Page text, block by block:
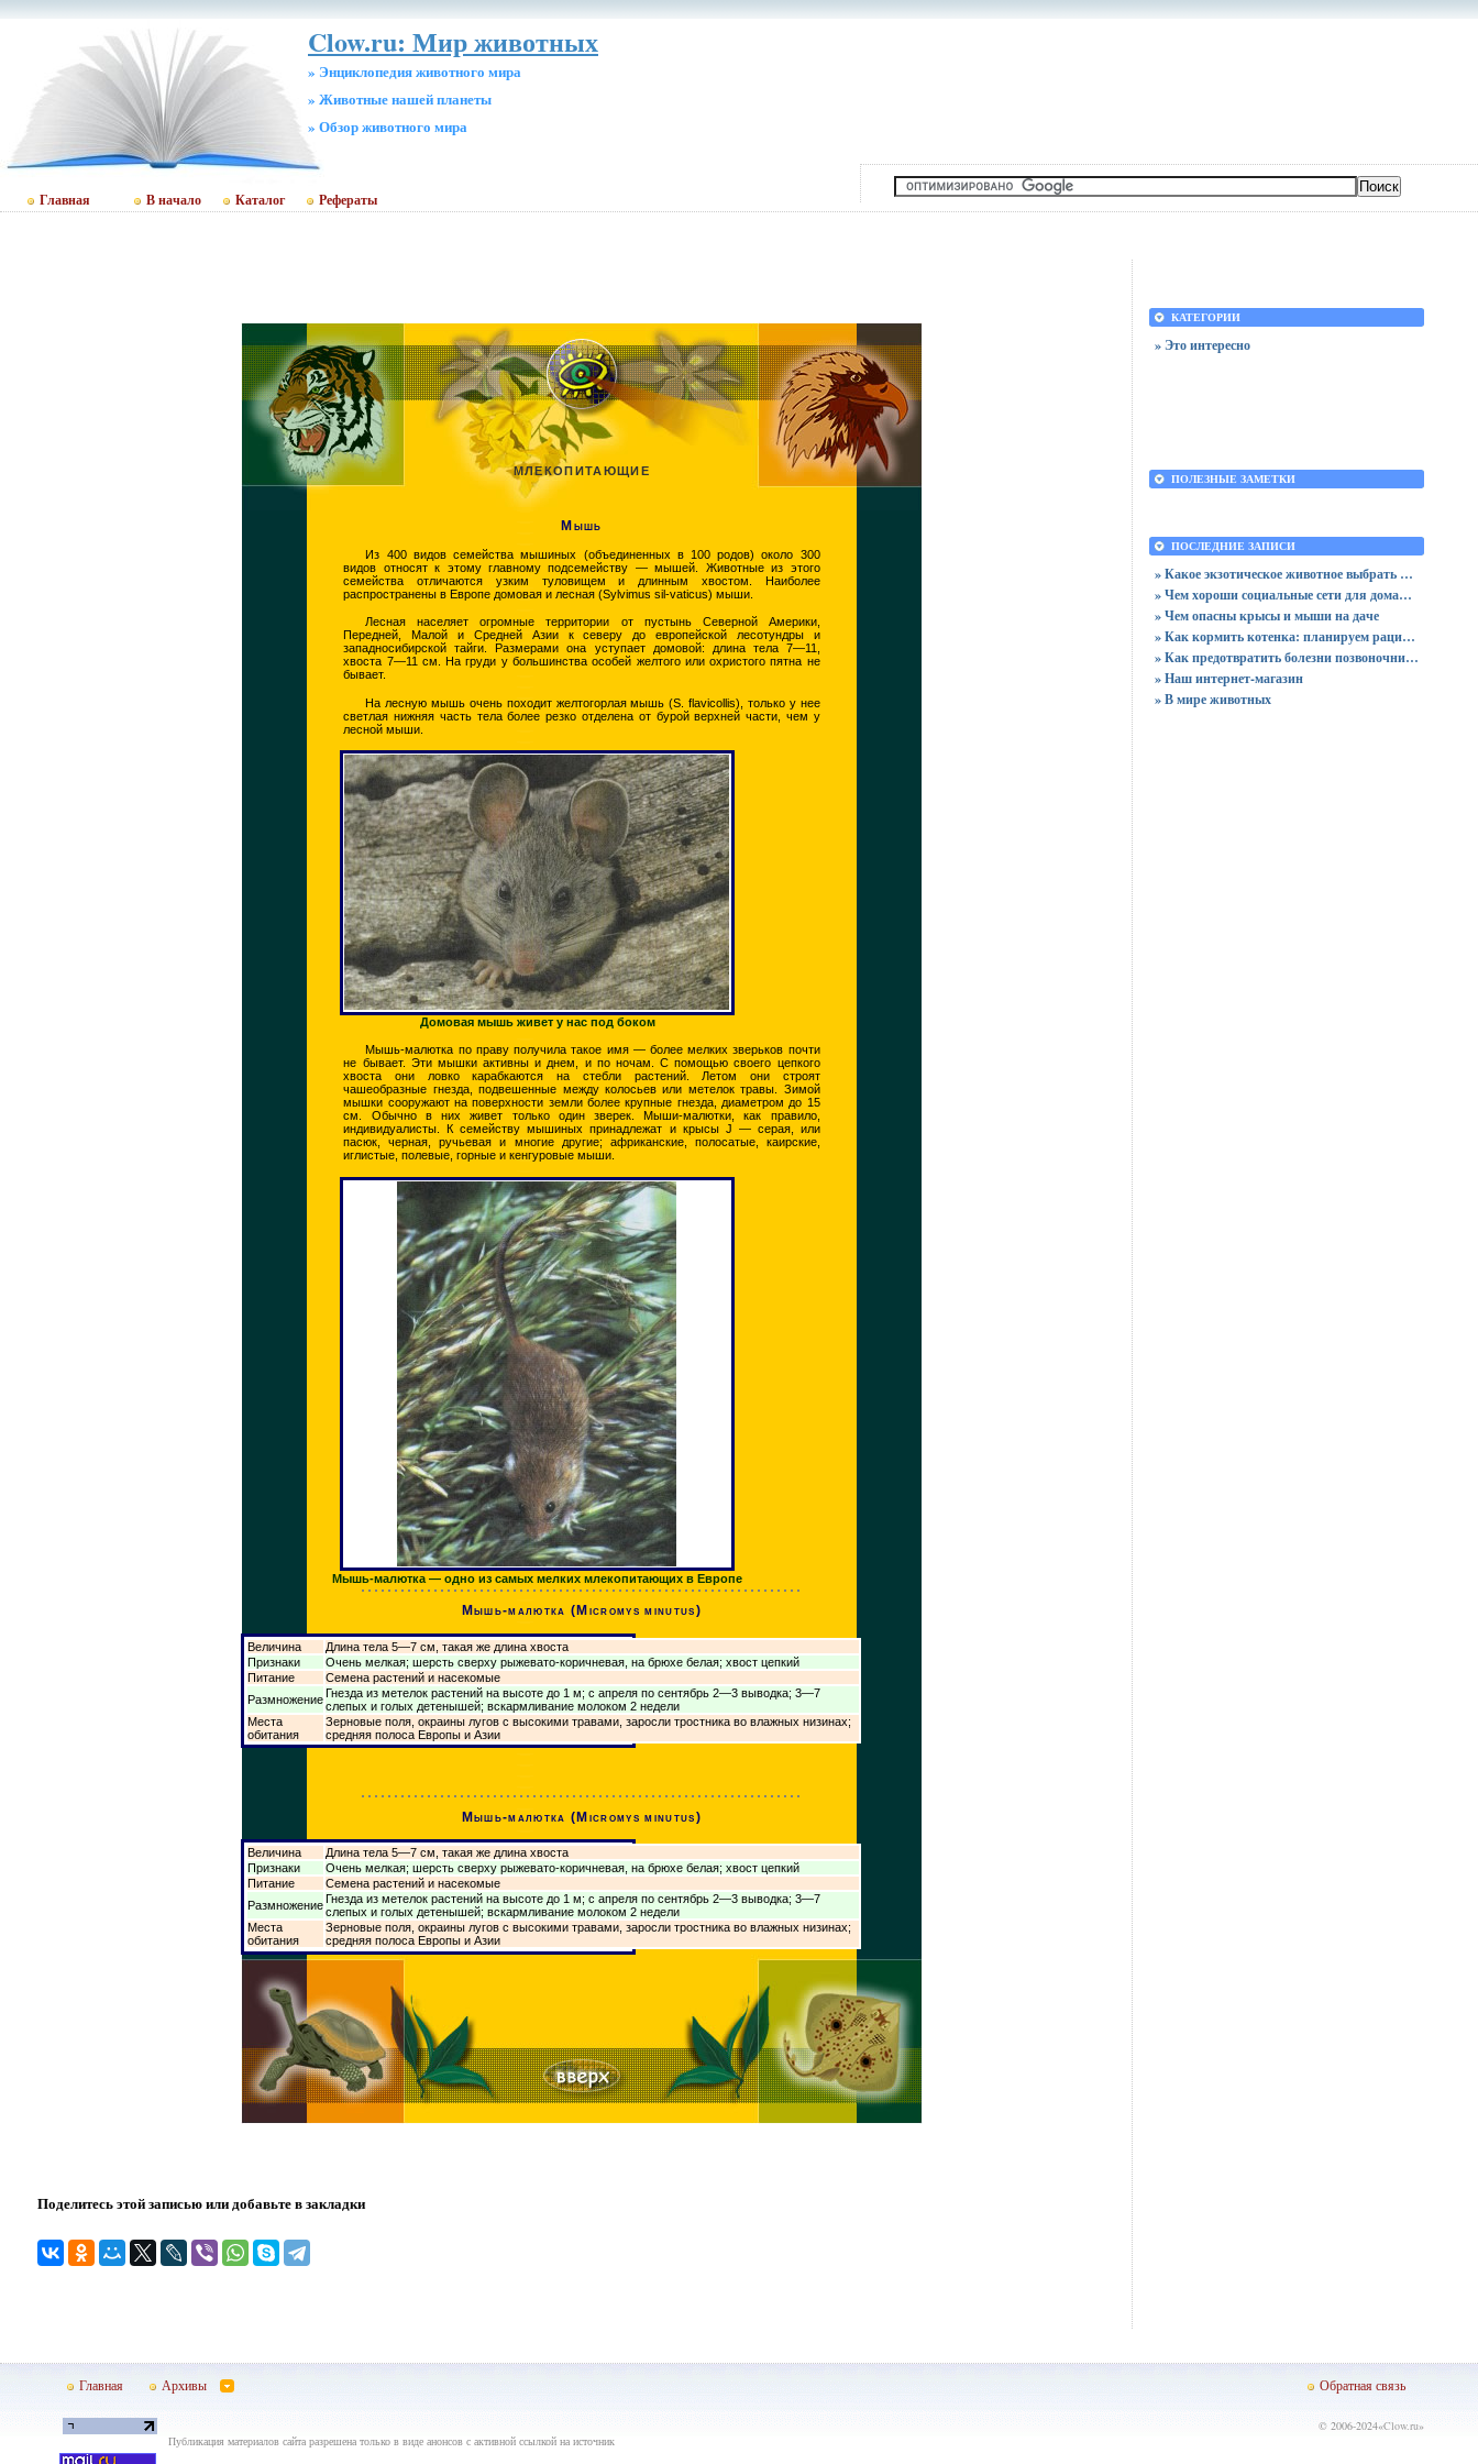
Clow.ru: Мир животных
» Энциклопедия животного мира
» Животные нашей планеты
» Обзор животного мира
Главная В начало Каталог Рефераты
МЛЕКОПИТАЮЩИЕ
Мышь
Из 400 видов семейства мышиных (объединенных в 100 родов) около 300
видов относят к этому главному подсемейству — мышей. Животные из этого
семейства отличаются узким туловищем и длинным хвостом. Наиболее
распространены в Европе домовая и лесная (Sylvimus sil-vaticus) мыши.
Лесная населяет огромные территории от пустынь Северной Америки,
Передней, Малой и Средней Азии к северу до европейской лесотундры и
западносибирской тайги. Размерами она уступает домовой: длина тела 7—11,
хвоста 7—11 см. На груди у большинства особей желтого или охристого пятна не
бывает.
На лесную мышь очень походит желтогорлая мышь (S. flavicollis), только у нее
светлая нижняя часть тела более резко отделена от бурой верхней части, чем у
лесной мыши.
Домовая мышь живет у нас под боком
Мышь-малютка по праву получила такое имя — более мелких зверьков почти
не бывает. Эти мышки активны и днем, и по ночам. С помощью своего цепкого
хвоста они ловко карабкаются на стебли растений. Летом они строят
чашеобразные гнезда, подвешенные между колосьев или метелок травы. Зимой
мышки сооружают на поверхности земли более крупные гнезда, диаметром до 15
см. Обычно в них живет только один зверек. Мыши-малютки, как правило,
индивидуалисты. К семейству мышиных принадлежат и крысы J — серая, или
пасюк, черная, ручьевая и многие другие; африканские, полосатые, каирские,
иглистые, полевые, горные и кенгуровые мыши.
Мышь-малютка — одно из самых мелких млекопитающих в Европе
Мышь-малютка (Micromys minutus)
Величина
Длина тела 5—7 см, такая же длина хвоста
Признаки
Очень мелкая; шерсть сверху рыжевато-коричневая, на брюхе белая; хвост цепкий
Питание
Семена растений и насекомые
РазмножениеГнезда из метелок растений на высоте до 1 м; с апреля по сентябрь 2—3 выводка; 3—7
слепых и голых детенышей; вскармливание молоком 2 недели
Места
обитания
Зерновые поля, окраины лугов с высокими травами, заросли тростника во влажных низинах;
средняя полоса Европы и Азии
Мышь-малютка (Micromys minutus)
Величина
Длина тела 5—7 см, такая же длина хвоста
Признаки
Очень мелкая; шерсть сверху рыжевато-коричневая, на брюхе белая; хвост цепкий
Питание
Семена растений и насекомые
Размножение Гнезда из метелок растений на высоте до 1 м; с апреля по сентябрь 2—3 выводка; 3—7
слепых и голых детенышей; вскармливание молоком 2 недели
Места
обитания
Зерновые поля, окраины лугов с высокими травами, заросли тростника во влажных низинах;
средняя полоса Европы и Азии
Поделитесь этой записью или добавьте в закладки
КАТЕГОРИИ
» Это интересно
ПОЛЕЗНЫЕ ЗАМЕТКИ
ПОСЛЕДНИЕ ЗАПИСИ
» Какое экзотическое животное выбрать для квартиры?
» Чем хороши социальные сети для домашних питомцев?
» Чем опасны крысы и мыши на даче
» Как кормить котенка: планируем рацион для домашнего любимца
» Как предотвратить болезни позвоночника у собак породы бигль?
» Наш интернет-магазин
» В мире животных
Главная Архивы Обратная связь
Публикация материалов сайта разрешена только в виде анонсов с активной ссылкой на источник
© 2006-2024«Clow.ru»